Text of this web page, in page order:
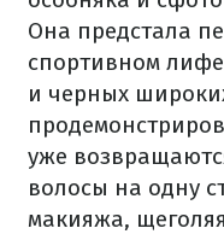
Она предстала
спортивном
и черных
уже
волосы на одну
макияжа,